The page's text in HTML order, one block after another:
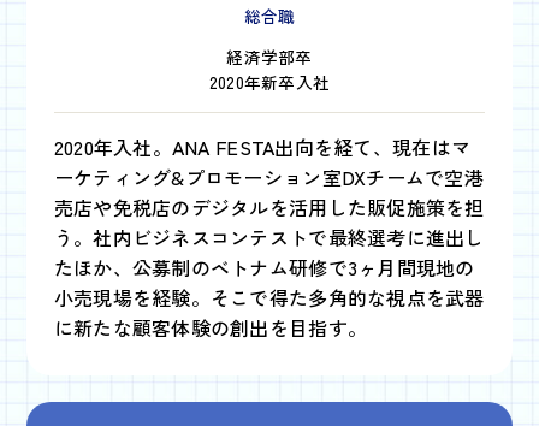
総合職
経済学部卒
2020年新卒入社
2020年入社。ANA FESTA出向を経て、現在はマ
ーケティング&プロモーション室DXチームで空港
売店や免税店のデジタルを活用した販促施策を担
う。社内ビジネスコンテストで最終選考に進出し
たほか、公募制のベトナム研修で3ヶ月間現地の
小売現場を経験。そこで得た多角的な視点を武器
に新たな顧客体験の創出を目指す。